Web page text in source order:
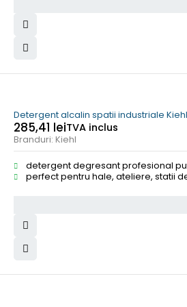
Detergent alcalin spatii industriale
285,41 leiTVA inclus
Branduri: Kiehl
detergent degresant profesional
perfect pentru hale, ateliere, statii